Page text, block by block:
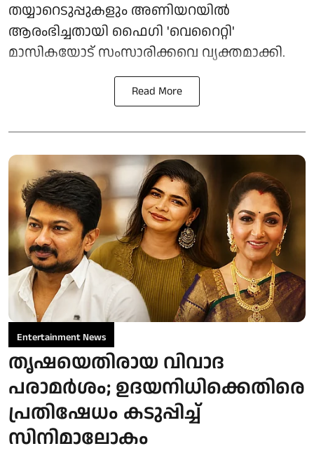
തയ്യാറെടുപ്പുകളും അണിയറയിൽ
ആരംഭിച്ചതായി ഫൈഗി 'വെറൈറ്റി'
മാസികയോട് സംസാരിക്കവെ വ്യക്തമാക്കി.
Read More
Entertainment News
തൃഷയെതിരായ വിവാദ
പരാമർശം; ഉദയനിധിക്കെതിരെ
പ്രതിഷേധം കടുപ്പിച്ച്
സിനിമാലോകം